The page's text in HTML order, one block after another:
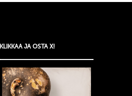
KLIKKAA JA OSTA X!